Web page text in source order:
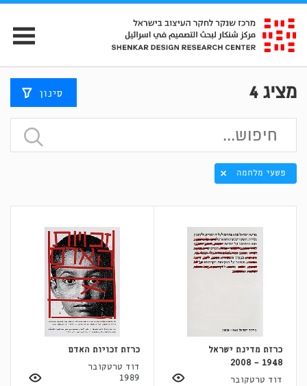
מציג4 סינון
פשעי מלחמה
כרזת מדינת ישראל
1948 - 2008
דוד טרטקובר
כרזת זכויות האדם
דוד טרטקובר
1989